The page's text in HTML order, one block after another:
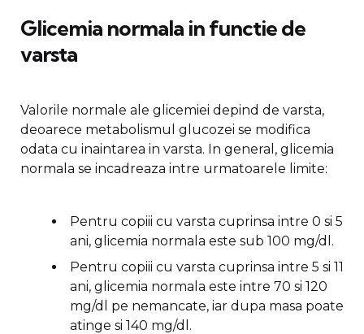
Glicemia normala in functie de
varsta
Valorile normale ale glicemiei depind de varsta,
deoarece metabolismul glucozei se modifica
odata cu inaintarea in varsta. In general, glicemia
normala se incadreaza intre urmatoarele limite:
Pentru copiii cu varsta cuprinsa intre 0 si 5
ani, glicemia normala este sub 100 mg/dl.
Pentru copiii cu varsta cuprinsa intre 5 si 11
ani, glicemia normala este intre 70 si 120
mg/dl pe nemancate, iar dupa masa poate
atinge si 140 mg/dl.